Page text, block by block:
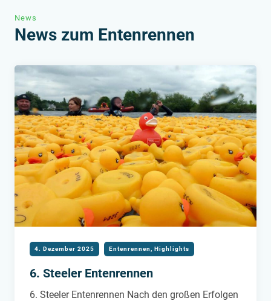
News
News zum Entenrennen
6. Steeler Entenrennen
4. Dezember 2025 Entenrennen Highlights
6. Steeler Entenrennen Nach den großen Erfolgen